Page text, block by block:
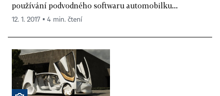
používání podvodného softwaru automobilku...
12. 1. 2017 ▪ 4 min. čtení